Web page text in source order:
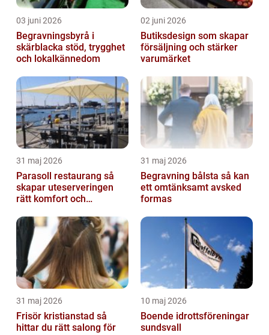
03 juni 2026
Begravningsbyrå i
skärblacka stöd, trygghet
och lokalkännedom
02 juni 2026
Butiksdesign som skapar
försäljning och stärker
varumärket
31 maj 2026
Parasoll restaurang så
skapar uteserveringen
rätt komfort och
31 maj 2026
Begravning bålsta så kan
ett omtänksamt avsked
formas
31 maj 2026
Frisör kristianstad så
hittar du rätt salong för
10 maj 2026
Boende idrottsföreningar
sundsvall